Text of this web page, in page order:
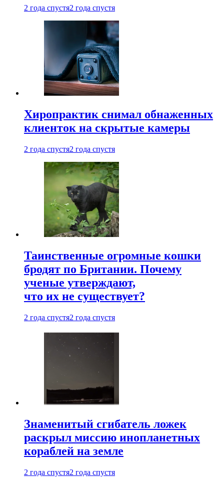
2 года спустя2 года спустя
Хиропрактик снимал обнаженных
клиенток на скрытые камеры
2 года спустя2 года спустя
Таинственные огромные кошки
бродят по Британии. Почему
ученые утверждают,
что их не существует?
2 года спустя2 года спустя
Знаменитый сгибатель ложек
раскрыл миссию инопланетных
кораблей на земле
2 года спустя2 года спустя